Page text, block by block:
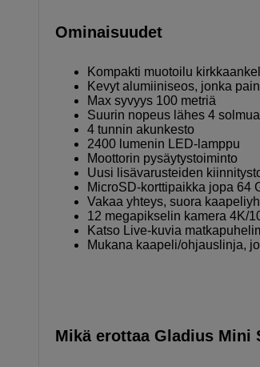
Ominaisuudet
Kompakti muotoilu
Kevyt alumiiniseos, jonka
Max syvyys 100 metriä
Suurin nopeus lähes 4 solmua
4 tunnin akunkesto
2400 lumenin LED-lamppu
Moottorin pysäytystoiminto
Uusi lisävarusteiden
MicroSD-korttipaikka jopa 64
Vakaa yhteys, suora
12 megapikselin kamera 4K/
Katso Live-kuvia
Mukana kaapeli/ohjauslinja,
Mikä erottaa Gladius Mini